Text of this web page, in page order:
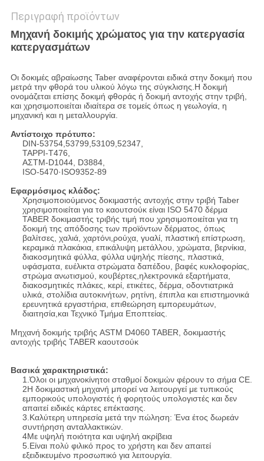
Περιγραφή προϊόντων
Μηχανή δοκιμής χρώματος για την κατεργασία
κατεργασμάτων
Οι δοκιμές αβραίωσης Taber αναφέρονται ειδικά στην δοκιμή που
μετρά την φθορά του υλικού λόγω της σύγκλισης.Η δοκιμή
ονομάζεται επίσης δοκιμή φθοράς ή δοκιμή αντοχής στην τριβή,
και χρησιμοποιείται ιδιαίτερα σε τομείς όπως η γεωλογία, η
μηχανική και η μεταλλουργία.
Αντίστοιχο πρότυπο:
DIN-53754,53799,53109,52347,
TAPPI-T476,
ΑΣTM-D1044, D3884,
ISO-5470·ISO9352-89
Εφαρμόσιμος κλάδος:
Χρησιμοποιούμενος δοκιμαστής αντοχής στην τριβή Taber
χρησιμοποιείται για το καουτσούκ είναι ISO 5470 δέρμα
TABER δοκιμαστής τριβής τιμή που χρησιμοποιείται για τη
δοκιμή της απόδοσης των προϊόντων δέρματος, όπως
βαλίτσες, χαλιά, χαρτόνι,ρούχα, γυαλί, πλαστική επίστρωση,
κεραμικά πλακάκια, επικάλυψη μετάλλου, χρώματα, βερνίκια,
διακοσμητικά φύλλα, φύλλα υψηλής πίεσης, πλαστικά,
υφάσματα, ευέλικτα στρώματα δαπέδου, βαφές κυκλοφορίας,
στρώμα ανωτισμού, κουβέρτες,ηλεκτρονικά εξαρτήματα,
διακοσμητικές πλάκες, κερί, ετικέτες, δέρμα, οδοντιατρικά
υλικά, στολίδια αυτοκινήτων, ρητίνη, έπιπλα και επιστημονικά
ερευνητικά εργαστήρια, επιθεώρηση εμπορευμάτων,
διαιτησία,και Τεχνικό Τμήμα Εποπτείας.
Μηχανή δοκιμής τριβής ASTM D4060 TABER, δοκιμαστής
αντοχής τριβής TABER καουτσούκ
Βασικά χαρακτηριστικά:
1.Όλοι οι μηχανοκίνητοι σταθμοί δοκιμών φέρουν το σήμα CE.
2Η δοκιμαστική μηχανή μπορεί να λειτουργεί με τυπικούς
εμπορικούς υπολογιστές ή φορητούς υπολογιστές και δεν
απαιτεί ειδικές κάρτες επέκτασης.
3.Καλύτερη υπηρεσία μετά την πώληση: Ένα έτος δωρεάν
συντήρηση ανταλλακτικών.
4Με υψηλή ποιότητα και υψηλή ακρίβεια
5.Είναι πολύ φιλικό προς το χρήστη και δεν απαιτεί
εξειδικευμένο προσωπικό για λειτουργία.